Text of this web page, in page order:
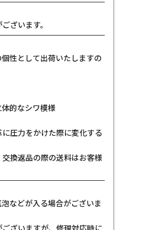
ざいます。
性として出荷いたしますの
的なシワ模様
圧力をかけた際に変化する
換返品の際の送料はお客様
などが入る場合がございま